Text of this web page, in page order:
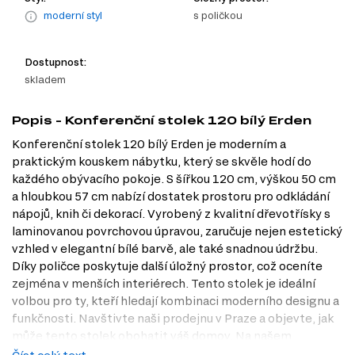
moderní styl
s poličkou
Dostupnost:
skladem
Popis - Konferenční stolek 120 bílý Erden
Konferenční stolek 120 bílý Erden je moderním a
praktickým kouskem nábytku, který se skvěle hodí do
každého obývacího pokoje. S šířkou 120 cm, výškou 50 cm
a hloubkou 57 cm nabízí dostatek prostoru pro odkládání
nápojů, knih či dekorací. Vyrobený z kvalitní dřevotřísky s
laminovanou povrchovou úpravou, zaručuje nejen estetický
vzhled v elegantní bílé barvě, ale také snadnou údržbu.
Díky poličce poskytuje další úložný prostor, což oceníte
zejména v menších interiérech. Tento stolek je ideální
volbou pro ty, kteří hledají kombinaci moderního designu a
funkčnosti. Navštivte naši prodejnu v Praze a objevte, jak
může tento stolek obohatit váš domov. Na našem